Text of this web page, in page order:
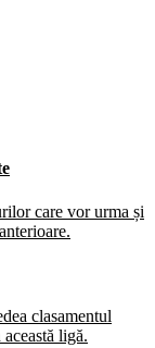
care vor urma și
clasamentul
ligă.